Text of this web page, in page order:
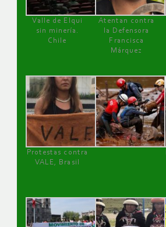
Valle de Elqui
sin minería.
Chile
Atentan contra
la Defensora
Francisca
Márquez
Protestas contra
VALE, Brasil